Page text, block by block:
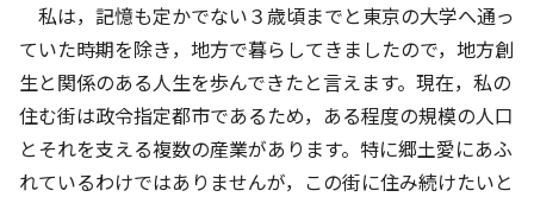
私は，記憶も定かでない３歳頃までと東京の大学へ通っ
ていた時期を除き，地方で暮らしてきましたので，地方創
生と関係のある人生を歩んできたと言えます。現在，私の
住む街は政令指定都市であるため，ある程度の規模の人口
とそれを支える複数の産業があります。特に郷土愛にあふ
れているわけではありませんが，この街に住み続けたいと